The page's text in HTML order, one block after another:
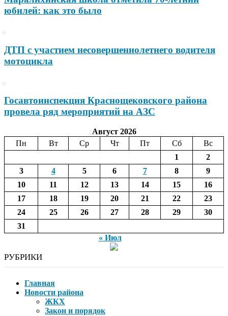
юбилей: как это было
ДТП с участием несовершеннолетнего водителя
мотоцикла
Госавтоинспекция Краснощековского района
провела ряд мероприятий на АЗС
Август 2026
Пн
Вт Ср Чт Пт Сб
Вс
1
2
3
4 5 6 7 8
9
10
11 12 13 14 15
16
17
18 19 20 21 22
23
24
25 26 27 28 29
30
31
« Июл
РУБРИКИ
Главная
Новости района
ЖКХ
Закон и порядок